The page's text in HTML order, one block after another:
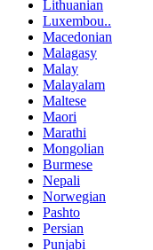
Lithuanian
Luxembou..
Macedonian
Malagasy
Malay
Malayalam
Maltese
Maori
Marathi
Mongolian
Burmese
Nepali
Norwegian
Pashto
Persian
Punjabi